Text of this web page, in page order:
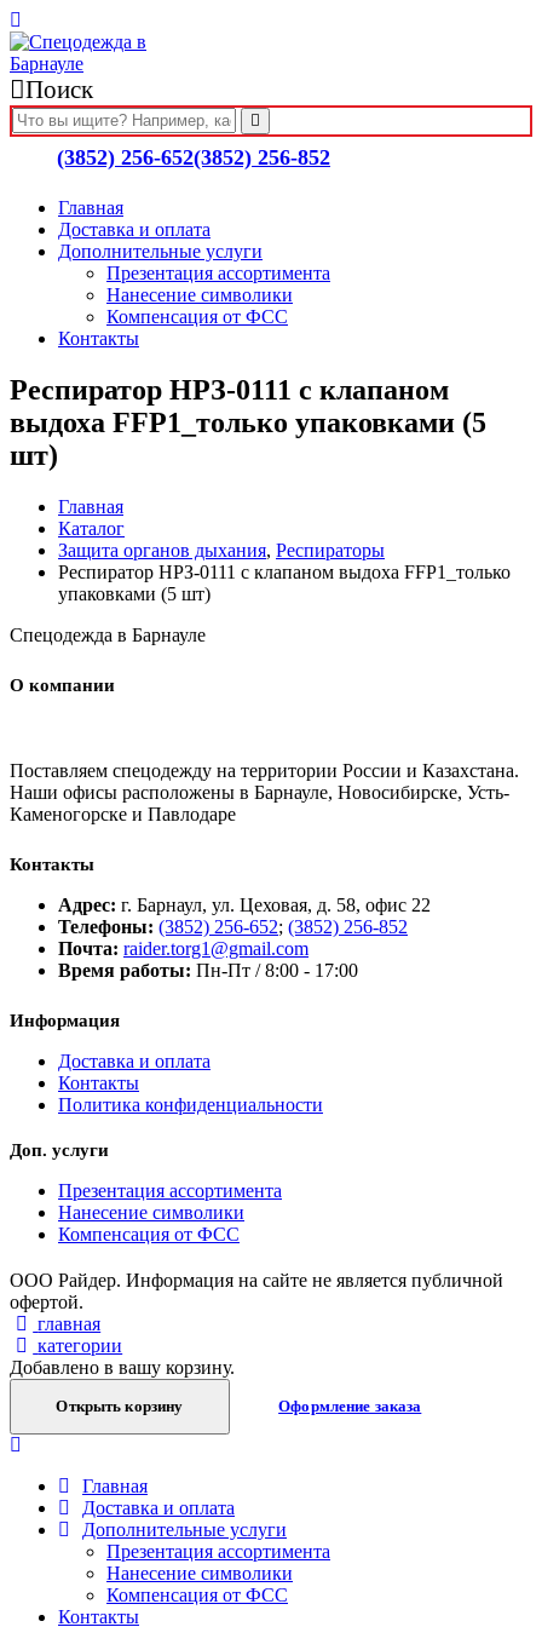
Поиск
(3852) 256-652(3852) 256-852
Главная
Доставка и оплата
Дополнительные услуги
Презентация ассортимента
Нанесение символики
Компенсация от ФСС
Контакты
Респиратор НРЗ-0111 с клапаном
выдоха FFP1_только упаковками (5
шт)
Главная
Каталог
Защита органов дыхания, Респираторы
Респиратор НРЗ-0111 с клапаном выдоха FFP1_только
упаковками (5 шт)
Спецодежда в Барнауле
О компании
Поставляем спецодежду на территории России и Казахстана.
Наши офисы расположены в Барнауле, Новосибирске, Усть-
Каменогорске и Павлодаре
Контакты
Адрес: г. Барнаул, ул. Цеховая, д. 58, офис 22
Телефоны: (3852) 256-652; (3852) 256-852
Почта: raider.torg1@gmail.com
Время работы: Пн-Пт / 8:00 - 17:00
Информация
Доставка и оплата
Контакты
Политика конфиденциальности
Доп. услуги
Презентация ассортимента
Нанесение символики
Компенсация от ФСС
ООО Райдер. Информация на сайте не является публичной
офертой.
главная
категории
Добавлено в вашу корзину.
Открыть корзину Оформление заказа
Главная
Доставка и оплата
Дополнительные услуги
Презентация ассортимента
Нанесение символики
Компенсация от ФСС
Контакты